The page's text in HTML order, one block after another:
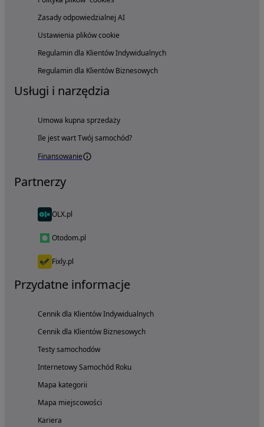
Zasady odpowiedzialnej AI
Ustawienia plików cookie
Regulamin dla Klientów Indywidualnych
Regulamin dla Klientów Biznesowych
Usługi i narzędzia
Umowa kupna sprzedaży
Ile jest wart Twój samochód?
Finansowanie
Partnerzy
OLX.pl
Otodom.pl
Fixly.pl
Przydatne informacje
Cennik dla Klientów Indywidualnych
Cennik dla Klientów Biznesowych
Testy samochodów
Internetowy Samochód Roku
Mapa kategorii
Mapa miejscowości
Kariera